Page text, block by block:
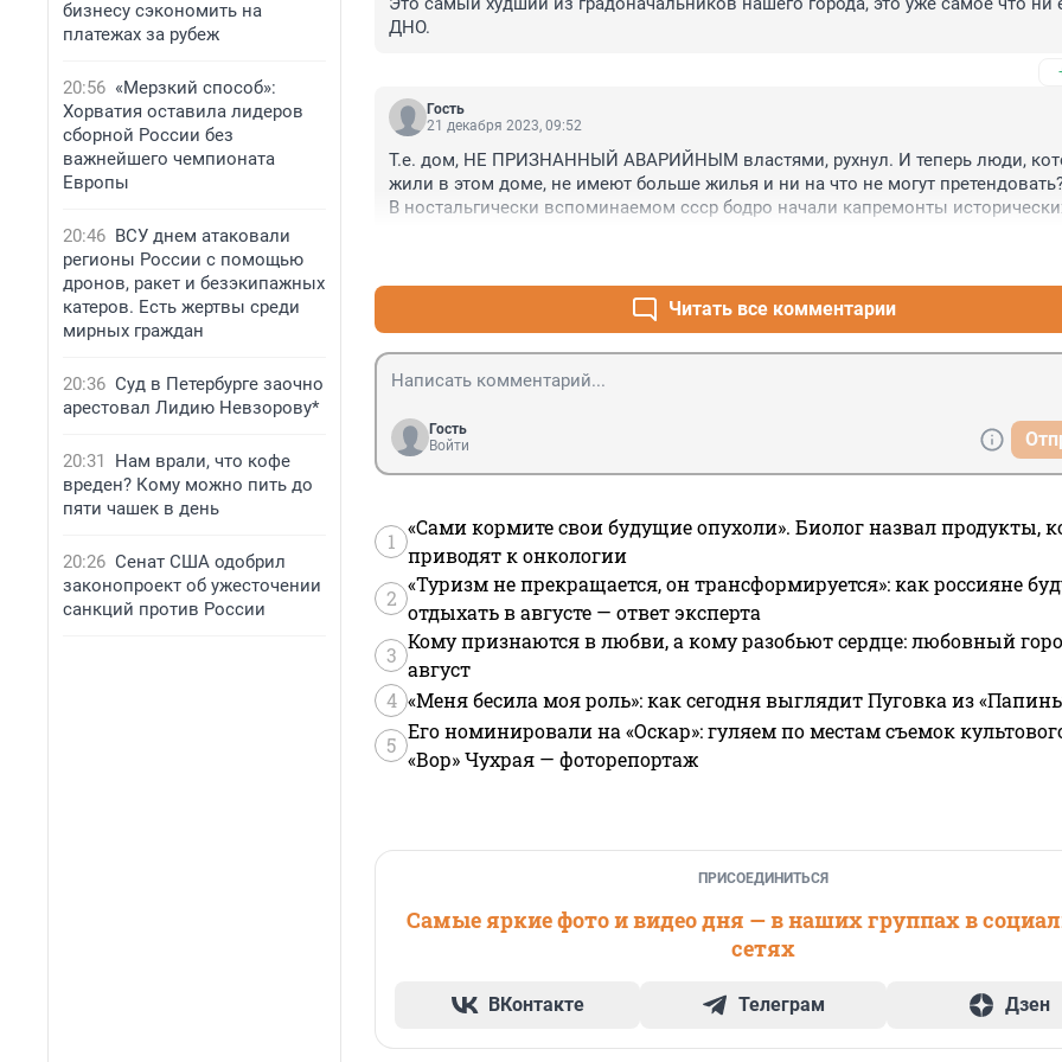
бизнесу сэкономить на
платежах за рубеж
20:56 «Мерзкий способ»:
Хорватия оставила лидеров
сборной России без
важнейшего чемпионата
Европы
20:46 ВСУ днем атаковали
регионы России с помощью
дронов, ракет и безэкипажных
катеров. Есть жертвы среди
мирных граждан
20:36 Суд в Петербурге заочно
арестовал Лидию Невзорову*
20:31
Нам врали, что кофе
вреден? Кому можно пить до
пяти чашек в день
20:26 Сенат США одобрил
законопроект об ужесточении
санкций против России
ДНО.
Гость
21 декабря 2023, 09:52
Т.е. дом, НЕ ПРИЗНАННЫЙ АВАРИЙНЫМ властями, рухнул. И теперь люди,
жили в этом доме, не имеют больше жилья и ни на что не могут
В ностальгически вспоминаемом ссср бодро начали капремонты
жильё продолжало чахнуть и жители в нем стали заложниками. и вот теперь -
Читать все комментарии
Гость
Войти
1
«Сами кормите свои будущие опухоли». Биолог назвал продукты,
приводят к онкологии
2
«Туризм не прекращается, он трансформируется»: как россияне
отдыхать в августе — ответ эксперта
3
Кому признаются в любви, а кому разобьют сердце: любовный
август
4 «Меня бесила моя роль»: как сегодня выглядит Пуговка из
5
Его номинировали на «Оскар»: гуляем по местам съемок
«Вор» Чухрая — фоторепортаж
ПРИСОЕДИНИТЬСЯ
Самые яркие фото и видео дня — в наших группах в
сетях
ВКонтакте Телеграм Дзен